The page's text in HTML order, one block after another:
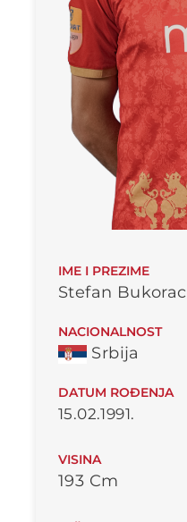
IME I PREZIME
Stefan Bukorac
NACIONALNOST
Srbija
DATUM ROĐENJA
15.02.1991.
VISINA
193 Cm